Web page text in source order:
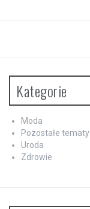
Kategorie
Moda
Pozostałe tematy
Uroda
Zdrowie